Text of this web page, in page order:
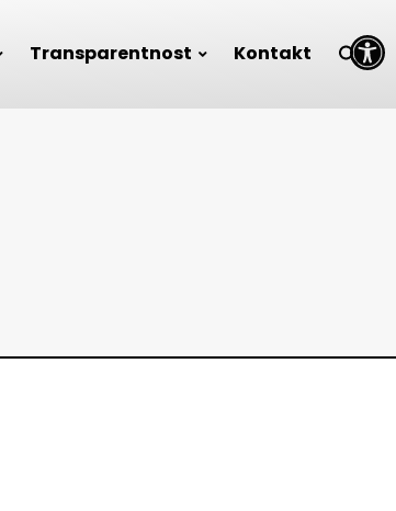
Open toolbar
Transparentnost Kontakt